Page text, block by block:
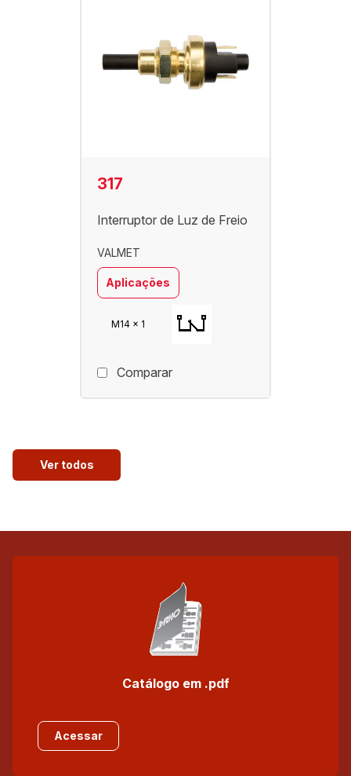
317
Interruptor de Luz de Freio
VALMET
Aplicações
M14 x 1
Comparar
Ver todos
Catálogo em .pdf
Acessar